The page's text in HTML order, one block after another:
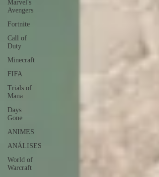
Marvel's
Avengers
Fortnite
Call of
Duty
Minecraft
FIFA
Trials of
Mana
Days
Gone
ANIMES
ANÁLISES
World of
Warcraft